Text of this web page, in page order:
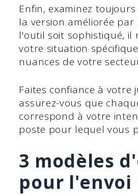
Enfin, examinez
la version améliorée par
l'outil soit sophistiqué, il
votre situation
nuances de votre
Faites confiance à votre
assurez-vous que
correspond à votre
poste pour lequel vous
3 modèles
pour l'envoi